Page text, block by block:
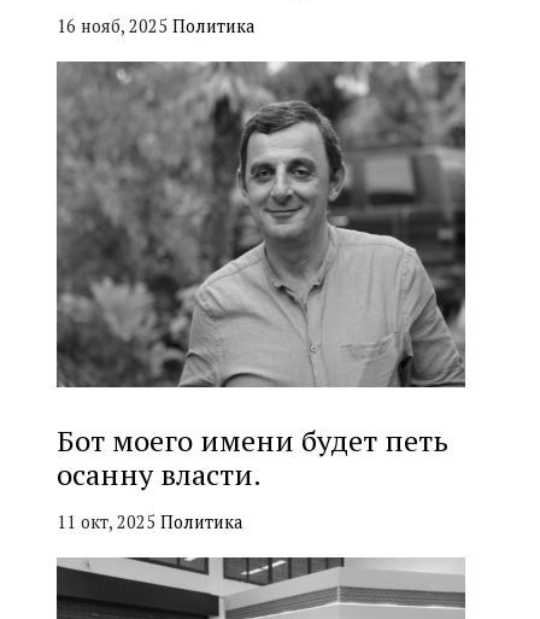
16 нояб, 2025 Политика
Бот моего имени будет петь
осанну власти.
11 окт, 2025 Политика